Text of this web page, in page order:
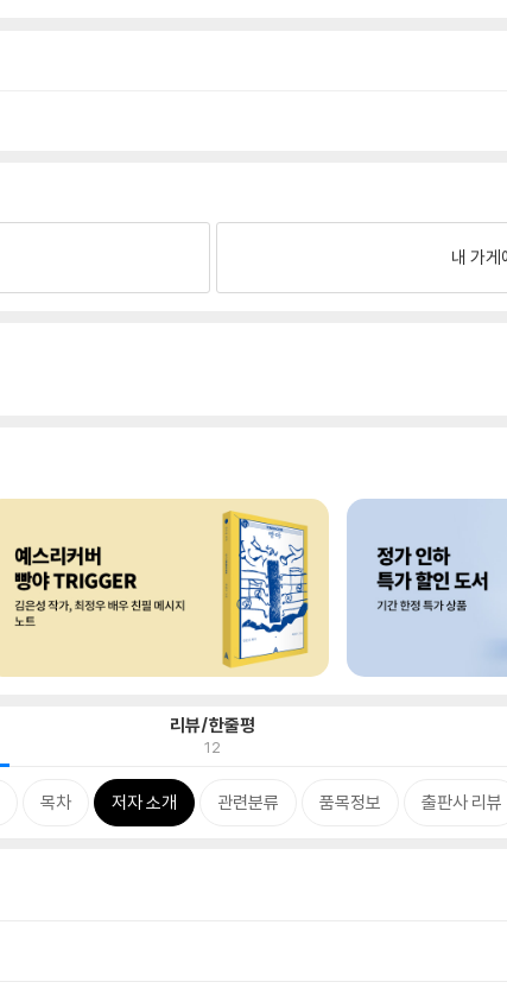
내 가게
리뷰/한줄평
12
목차 저자 소개 관련분류 품목정보 출판사 리뷰